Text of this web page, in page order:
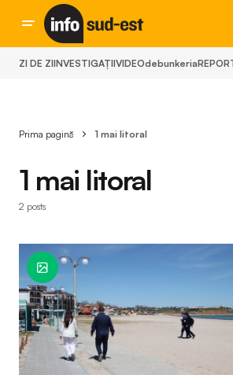
ZI DE ZIINVESTIGAȚIIVIDEOdebunkeria
Prima pagină 1 mai litoral
1 mai litoral
2 posts